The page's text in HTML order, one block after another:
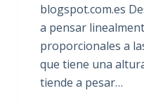
blogspot.com.es
a pensar
proporcionales a
que tiene una
tiende a pesar…